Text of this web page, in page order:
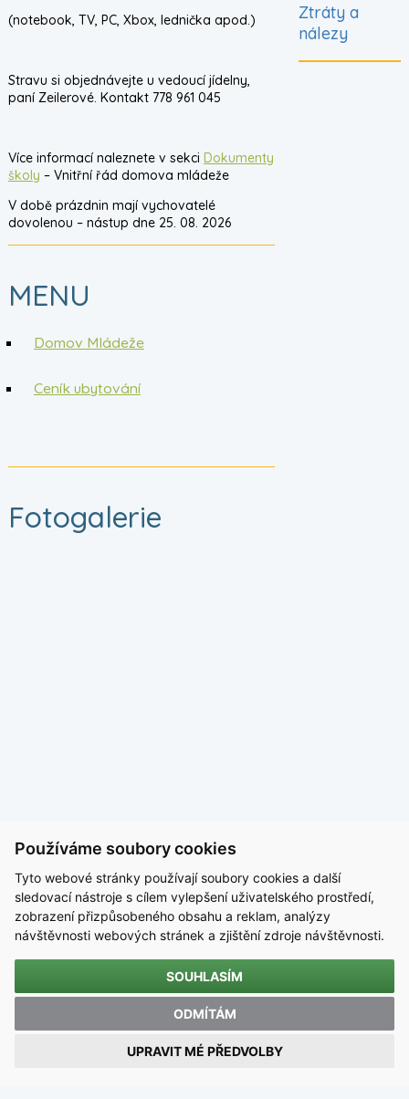
Používáme soubory cookies
Tyto webové stránky používají soubory cookies a další
sledovací nástroje s cílem vylepšení uživatelského prostředí,
zobrazení přizpůsobeného obsahu a reklam, analýzy
návštěvnosti webových stránek a zjištění zdroje návštěvnosti.
SOUHLASÍM
ODMÍTÁM
UPRAVIT MÉ PŘEDVOLBY
(notebook, TV, PC, Xbox, lednička apod.)
Stravu si objednávejte u vedoucí jídelny,
paní Zeilerové. Kontakt 778 961 045
Více informací naleznete v sekci Dokumenty
školy – Vnitřní řád domova mládeže
V době prázdnin mají vychovatelé
dovolenou – nástup dne 25. 08. 2026
MENU
Domov Mládeže
Ceník ubytování
Fotogalerie
Ztráty a
nálezy
KONTAKT
Dělnická 21, Velebudice, 434 01 Most